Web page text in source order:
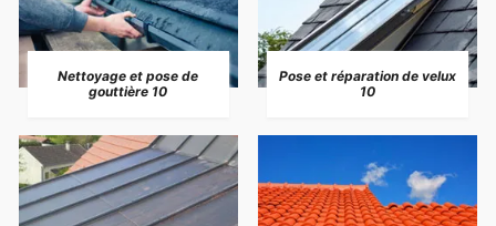
Nettoyage et pose de
gouttière 10
Pose et réparation de velux
10